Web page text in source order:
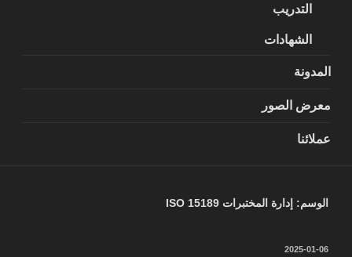
التدريب
الشهادات
المدونة
معرض الصور
عملائنا
الوسم: إدارة المختبرات ISO 15189
نُشر
2025-01-06